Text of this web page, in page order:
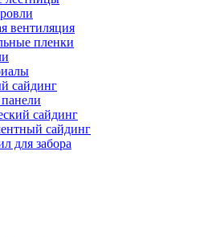
вентиляция
пленки
сайдинг
сайдинг
сайдинг
для забора